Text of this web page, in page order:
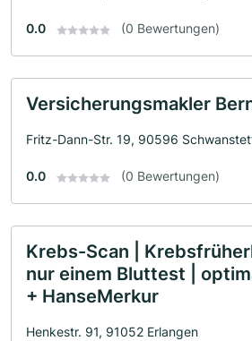
0.0 (0 Bewertungen)
Versicherungsmakler
Fritz-Dann-Str. 19, 90596
0.0 (0 Bewertungen)
Krebs-Scan |
nur einem Bluttest |
+ HanseMerkur
Henkestr. 91, 91052 Erlangen